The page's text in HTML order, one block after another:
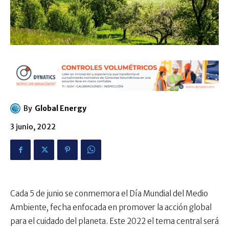
By Global Energy
3 junio, 2022
Cada 5 de junio se conmemora el Día Mundial del Medio
Ambiente, fecha enfocada en promover la acción global
para el cuidado del planeta. Este 2022 el tema central será